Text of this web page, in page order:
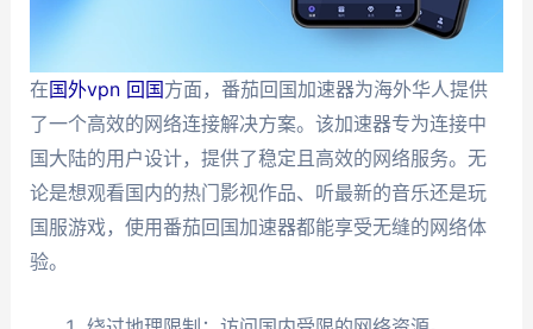
在国外vpn 回国方面，番茄回国加速器为海外华人提供
了一个高效的网络连接解决方案。该加速器专为连接中
国大陆的用户设计，提供了稳定且高效的网络服务。无
论是想观看国内的热门影视作品、听最新的音乐还是玩
国服游戏，使用番茄回国加速器都能享受无缝的网络体
验。